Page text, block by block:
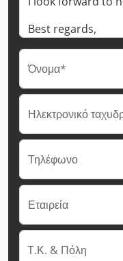
Όνομα*
Ηλεκτρονικό
Τηλέφωνο
Εταιρεία
Τ.Κ. & Πόλη